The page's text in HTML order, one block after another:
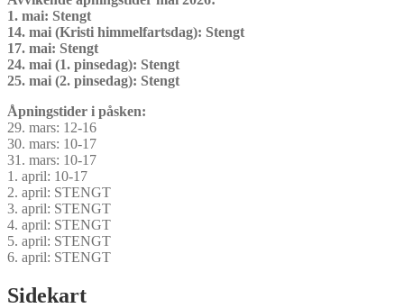
1. mai: Stengt
14. mai (Kristi himmelfartsdag): Stengt
17. mai: Stengt
24. mai (1. pinsedag): Stengt
25. mai (2. pinsedag): Stengt
Åpningstider i påsken:
29. mars: 12-16
30. mars: 10-17
31. mars: 10-17
1. april: 10-17
2. april: STENGT
3. april: STENGT
4. april: STENGT
5. april: STENGT
6. april: STENGT
Sidekart